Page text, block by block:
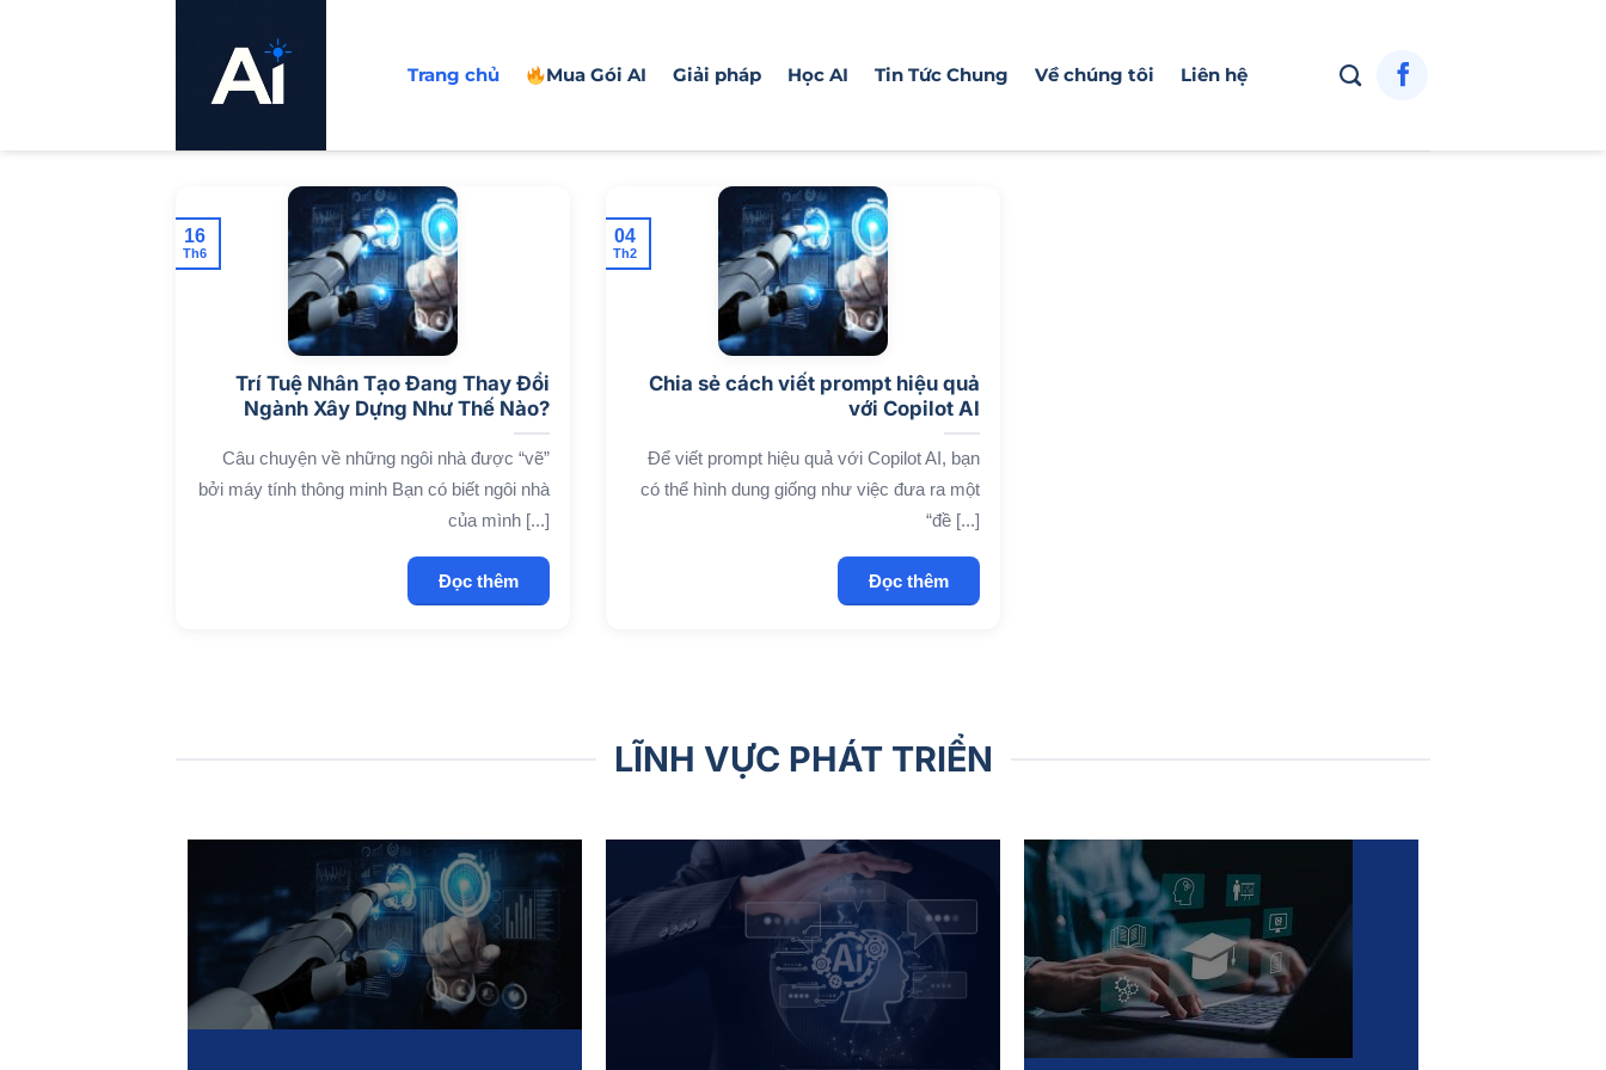
Trang chủ Mua Gói AI Giải pháp Học AI Tin Tức Chung Về chúng tôi Liên hệ
Trí Tuệ Nhân Tạo Đang Thay Đổi
Ngành Xây Dựng Như Thế Nào?
Câu chuyện về những ngôi nhà được “vẽ”
bởi máy tính thông minh Bạn có biết ngôi nhà
của mình [...]
Đọc thêm
16
Th6
Chia sẻ cách viết prompt hiệu quả
với Copilot AI
Để viết prompt hiệu quả với Copilot AI, bạn
có thể hình dung giống như việc đưa ra một
“đề [...]
Đọc thêm
04
Th2
LĨNH VỰC PHÁT TRIỂN